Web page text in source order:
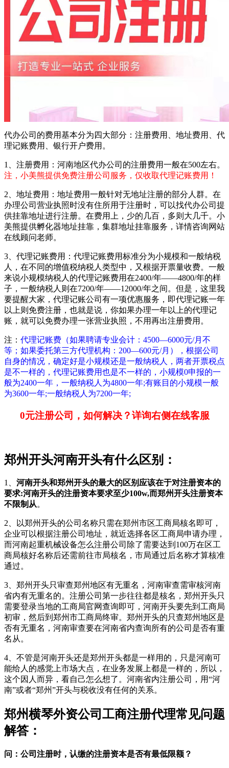
代办公司的费用基本分为四大部分：注册费用、地址费用、代
理记账费用、银行开户费用。
1、注册费用：河南地区代办公司的注册费用一般在500左右。
注，小美熊提供免费注册公司服务，仅收取代理记账费用！
2、地址费用：地址费用一般针对无地址注册的部分人群。在
办理公司营业执照时没有住所用于注册时，可以找代办公司提
供挂靠地址进行注册。在费用上，少的几百，多则大几千。小
美熊提供孵化器地址挂靠，集群地址挂靠服务，详情咨询网站
在线顾问老师。
3、代理记账费用：代理记账费用标准分为小规模和一般纳税
人，在不同的增值税纳税人类型中，又根据开票量收费。一般
来说小规模纳税人的代理记账费用在2400/年——4800/年的样
子，一般纳税人则在7200/年——12000/年之间。但是，这里我
要提醒大家，代理记账公司有一项优惠服务，即代理记账一年
以上则免费注册，也就是说，你如果办理一年以上的代理记
账，就可以免费办理一张营业执照，不用再出注册费用。
注： 代理记账费（如果聘请专业会计：4500—6000元/月不
等；如果委托第三方代理机构：200—600元/月），根据公司
自身的情况，确定好是小规模还是一般纳税人，两者开票税点
是不一样的，代理记账费用也是不一样的，小规模0申报的一
般为2400一年，一般纳税人为4800一年;有账目的小规模一般
为3600一年;一般纳税人为7200一年;
0元注册公司，如何解决？详询右侧在线客服
郑州开头河南开头有什么区别：
1、 河南开头和郑州开头的最大的区别应该在于对注册资本的
要求:河南开头的注册资本要求至少100w,而郑州开头注册资本
不限制从。
2、以郑州开头的公司名称只需在郑州市区工商局核名即可，
企业可以根据注册公司地址，就近选择各区工商局申请办理，
而河南起重机械设备怎么注册公司除了需要达到100万在区工
商局核好名称后还需前往市局核名，市局通过后名称才算核准
通过。
3、郑州开头只审查郑州地区有无重名，河南审查需审核河南
省内有无重名的。注册公司第一步往往都是核名，郑州开头只
需要登录当地的工商局官网查询即可，河南开头要先到工商局
初审，然后到郑州市工商局终审。郑州开头的只查郑州地区是
否有无重名，河南审查要在河南省内查询所有的公司是否有重
名从。
4、不管是河南开头还是郑州开头都是一样用的，只是河南可
能给人的感觉上市场大点，在业务发展上都是一样的，所以，
这个因人而异，看自己怎么想了。河南省内注册公司，用“河
南”或者“郑州”开头与税收没有任何的关系。
郑州横琴外资公司工商注册代理常见问题
解答：
问​：公司注册时，认缴的注册资本是否有最低限额？